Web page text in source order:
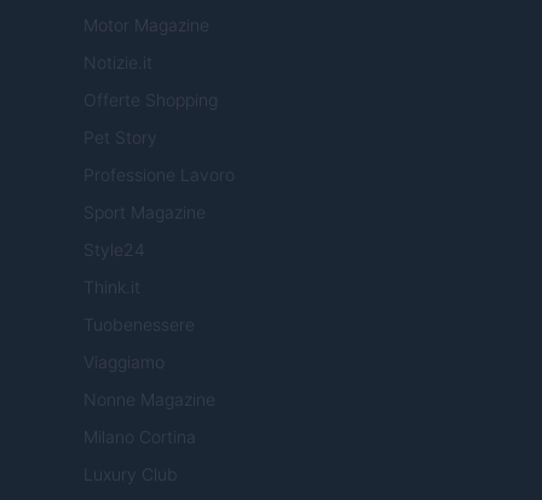
Motor Magazine
Notizie.it
Offerte Shopping
Pet Story
Professione Lavoro
Sport Magazine
Style24
Think.it
Tuobenessere
Viaggiamo
Nonne Magazine
Milano Cortina
Luxury Club